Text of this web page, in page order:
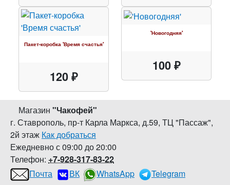
Пакет-коробка 'Время счастья'
120 ₽
'Новогодняя'
100 ₽
Магазин "Чакофей"
г. Ставрополь, пр-т Карла Маркса, д.59, ТЦ "Пассаж",
2й этаж Как добраться
Ежедневно с 09:00 до 20:00
Телефон: +7-928-317-83-22
Почта
ВК WhatsApp Telegram